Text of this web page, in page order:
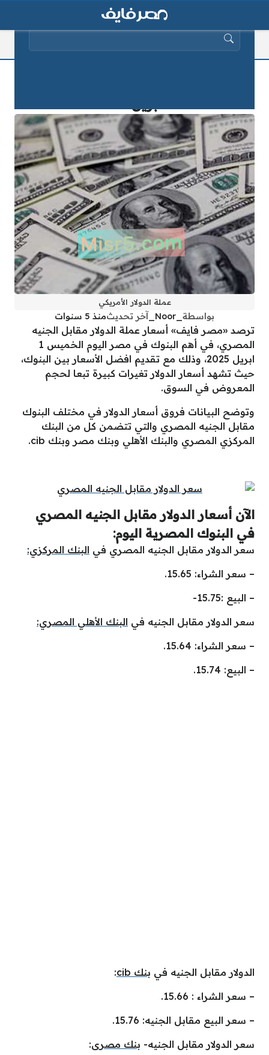
عملة الدولار الأمريكي
بواسطة آخر تحديثمنذ 5 سنوات
ترصد «مصر فايف» أسعار عملة الدولار مقابل الجنيه
المصري، في أهم البنوك في مصر اليوم الخميس 1
ابريل 2025، وذلك مع تقديم افضل الأسعار بين البنوك،
حيث تشهد أسعار الدولار تغيرات كبيرة تبعا لحجم
المعروض في السوق.
وتوضح البيانات فروق أسعار الدولار في مختلف البنوك
مقابل الجنيه المصري والتي تتضمن كل من البنك
المركزي المصري والبنك الأهلي وبنك مصر وبنك cib.
الآن أسعار الدولار مقابل الجنيه المصري
في البنوك المصرية اليوم:
سعر الدولار مقابل الجنيه المصري في البنك المركزي:
– سعر الشراء: 15.65.
– البيع :15.75-
سعر الدولار مقابل الجنيه في البنك الأهلي المصري:
– سعر الشراء: 15.64.
– البيع: 15.74.
الدولار مقابل الجنيه في بنك cib
:
– سعر الشراء : 15.66.
– سعر البيع مقابل الجنيه: 15.76.
سعر الدولار مقابل الجنيه- بنك مصرى:
البحث عن: